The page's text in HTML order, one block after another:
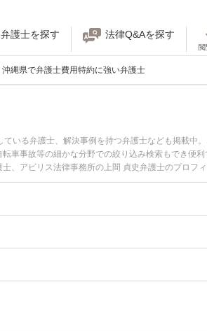
弁護士を探す 法律Q&Aを探す
沖縄県で弁護士費用特約に強い弁護士
いる弁護士、解決事例を持つ弁護士なども掲載中
車事故等の細かな分野での絞り込み検索もでき便
、アビリス法律事務所の上間 貞史弁護士のプロフ
に弁護士に相談したい』『弁護士費用特約のトラ
約したい』などでお困りの相談者さんにおすすめで